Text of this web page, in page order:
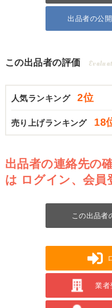
出品者の公
この出品者の評価
人気ランキング 2位
売り上げランキング 18
出品者の連絡先の
は ログイン、会員
この出品者
業者